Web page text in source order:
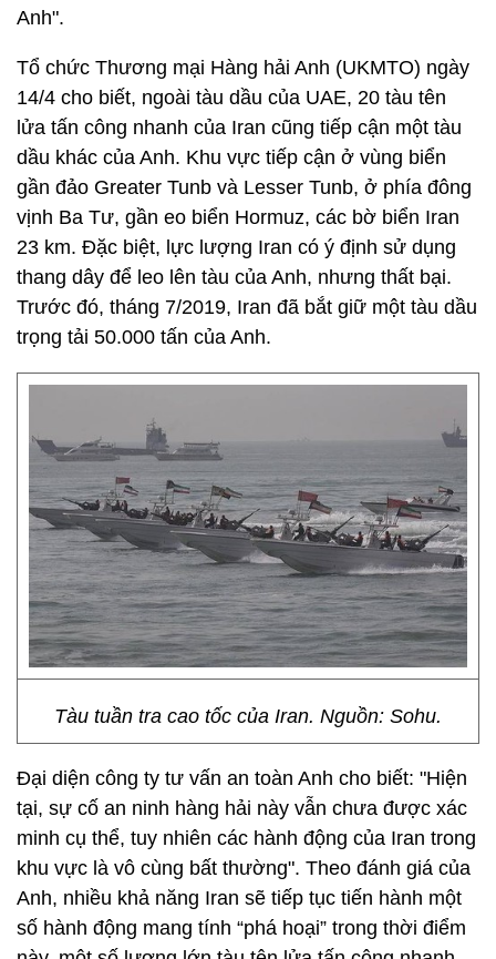
Anh".
Tổ chức Thương mại Hàng hải Anh (UKMTO) ngày
14/4 cho biết, ngoài tàu dầu của UAE, 20 tàu tên
lửa tấn công nhanh của Iran cũng tiếp cận một tàu
dầu khác của Anh. Khu vực tiếp cận ở vùng biển
gần đảo Greater Tunb và Lesser Tunb, ở phía đông
vịnh Ba Tư, gần eo biển Hormuz, các bờ biển Iran
23 km. Đặc biệt, lực lượng Iran có ý định sử dụng
thang dây để leo lên tàu của Anh, nhưng thất bại.
Trước đó, tháng 7/2019, Iran đã bắt giữ một tàu dầu
trọng tải 50.000 tấn của Anh.
Tàu tuần tra cao tốc của Iran. Nguồn: Sohu.
Đại diện công ty tư vấn an toàn Anh cho biết: "Hiện
tại, sự cố an ninh hàng hải này vẫn chưa được xác
minh cụ thể, tuy nhiên các hành động của Iran trong
khu vực là vô cùng bất thường". Theo đánh giá của
Anh, nhiều khả năng Iran sẽ tiếp tục tiến hành một
số hành động mang tính “phá hoại” trong thời điểm